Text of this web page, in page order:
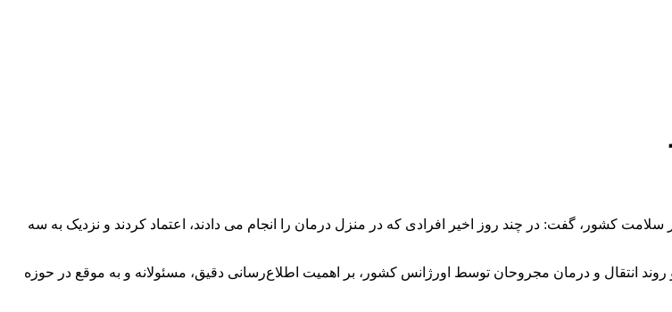
کشور، گفت: در چند روز اخیر افرادی که در منزل درمان را انجام می دادند، اعتماد کردند و نزدیک به سه
انتقال و درمان مجروحان توسط اورژانس کشور، بر اهمیت اطلاع‌رسانی دقیق، مسئولانه و به‌ موقع در حوزه